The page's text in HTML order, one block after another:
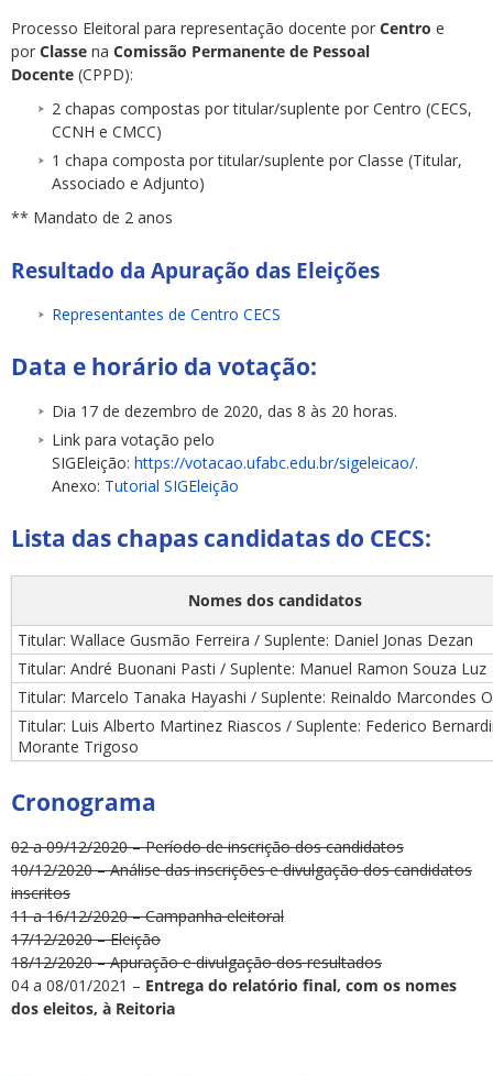
Processo Eleitoral para representação docente por Centro e
por Classe na Comissão Permanente de Pessoal
Docente (CPPD):
2 chapas compostas por titular/suplente por Centro (CECS,
CCNH e CMCC)
1 chapa composta por titular/suplente por Classe (Titular,
Associado e Adjunto)
** Mandato de 2 anos
Resultado da Apuração das Eleições
Representantes de Centro CECS
Data e horário da votação:
Dia 17 de dezembro de 2020, das 8 às 20 horas.
Link para votação pelo
SIGEleição: https://votacao.ufabc.edu.br/sigeleicao/.
Anexo: Tutorial SIGEleição
Lista das chapas candidatas do CECS:
Nomes dos candidatos
Titular: Wallace Gusmão Ferreira / Suplente: Daniel Jonas Dezan
Titular: André Buonani Pasti / Suplente: Manuel Ramon Souza Luz
Titular: Marcelo Tanaka Hayashi / Suplente: Reinaldo Marcondes
Titular: Luis Alberto Martinez Riascos / Suplente: Federico
Morante Trigoso
Cronograma
02 a 09/12/2020 – Período de inscrição dos candidatos
10/12/2020 – Análise das inscrições e divulgação dos candidatos
inscritos
11 a 16/12/2020 – Campanha eleitoral
17/12/2020 – Eleição
18/12/2020 – Apuração e divulgação dos resultados
04 a 08/01/2021 – Entrega do relatório final, com os nomes
dos eleitos, à Reitoria